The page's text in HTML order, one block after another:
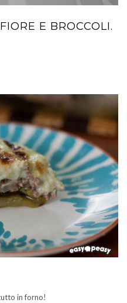
E BROCCOLI.
in forno!